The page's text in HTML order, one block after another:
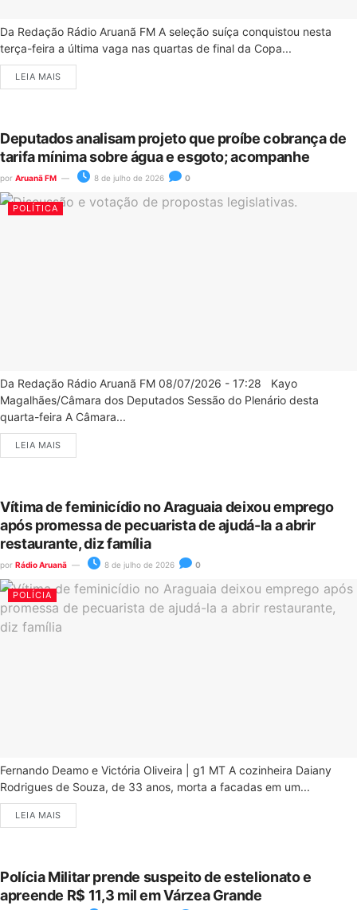
Da Redação Rádio Aruanã FM A seleção suíça conquistou nesta
terça-feira a última vaga nas quartas de final da Copa...
LEIA MAIS
Deputados analisam projeto que proíbe cobrança de
tarifa mínima sobre água e esgoto; acompanhe
por Aruanã FM 8 de julho de 2026 0
POLÍTICA
Da Redação Rádio Aruanã FM 08/07/2026 - 17:28 Kayo
Magalhães/Câmara dos Deputados Sessão do Plenário desta
quarta-feira A Câmara...
LEIA MAIS
Vítima de feminicídio no Araguaia deixou emprego
após promessa de pecuarista de ajudá-la a abrir
restaurante, diz família
por Rádio Aruanã 8 de julho de 2026 0
POLÍCIA
Fernando Deamo e Victória Oliveira | g1 MT A cozinheira Daiany
Rodrigues de Souza, de 33 anos, morta a facadas em um...
LEIA MAIS
Polícia Militar prende suspeito de estelionato e
apreende R$ 11,3 mil em Várzea Grande